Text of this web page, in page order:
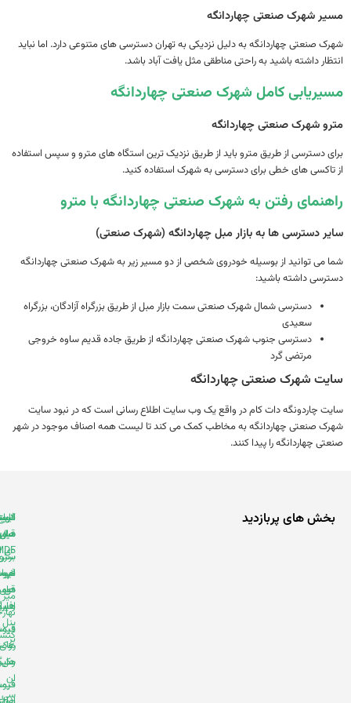
شهرک صنعتی چهاردانگه
صنعتی چهاردانگه به دلیل نزدیکی به تهران دسترسی های متنوعی دارد. اما نباید
داشته باشید به راحتی مناطقی مثل یافت آباد باشد.
کامل شهرک صنعتی چهاردانگه
شهرک صنعتی چهاردانگه
دسترسی از طریق مترو باید از طریق نزدیک ترین استگاه های مترو و سپس استفاده
های خطی برای دسترسی به شهرک استفاده کنید.
رفتن به شهرک صنعتی چهاردانگه با مترو
دسترسی ها به بازار مبل چهاردانگه (شهرک صنعتی)
توانید از بوسیله خودروی شخصی از دو مسیر زیر به شهرک صنعتی چهاردانگه
داشته باشید:
دسترسی شمال شهرک صنعتی سمت بازار مبل از طریق بزرگراه آزادگان، بزرگراه
سعیدی
دسترسی جنوب شهرک صنعتی چهاردانگه از طریق جاده قدیم ساوه خروجی
مرتضی گرد
شهرک صنعتی چهاردانگه
چاردونگه دات کام در واقع یک وب سایت اطلاع رسانی است که در نبود سایت
صنعتی چهاردانگه به مخاطب کمک می کند تا لیست همه اصناف موجود در شهر
چهاردانگه را پیدا کنند.
های پربازدید
فروشنده
های ام
دی اف
فروشنده
های ابزار
و یراق
فروشنده
هایگلاس
فروشنده
کابینت
سرویس
خواب
نهارخوری
کنسول
لیست
قیمت
لیست
قیمت
هایگلاس
قیمت
روکش
وکیوم
قیمت